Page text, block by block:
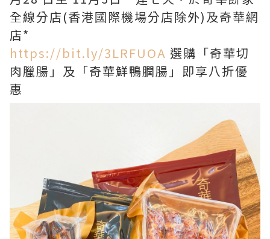
全線分店(香港國際機場分店除外)及奇華網
店*
https://bit.ly/3LRFUOA 選購「奇華切
肉臘腸」及「奇華鮮鴨膶腸」即享八折優
惠